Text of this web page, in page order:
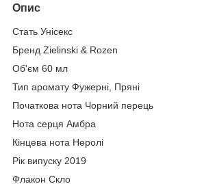
Опис
Стать Унісекс
Бренд Zielinski & Rozen
Об'єм 60 мл
Тип аромату Фужерні, Пряні
Початкова нота Чорний перець
Нота серця Амбра
Кінцева нота Неролі
Рік випуску 2019
Флакон Скло